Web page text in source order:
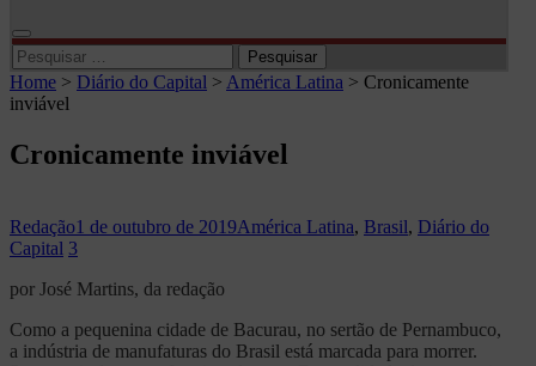
Pesquisar
por:
Home > Diário do Capital > América Latina > Cronicamente
inviável
Cronicamente inviável
Redação1 de outubro de 2019América Latina, Brasil, Diário do
Capital 3
por José Martins, da redação
Como a pequenina cidade de Bacurau, no sertão de Pernambuco,
a indústria de manufaturas do Brasil está marcada para morrer.